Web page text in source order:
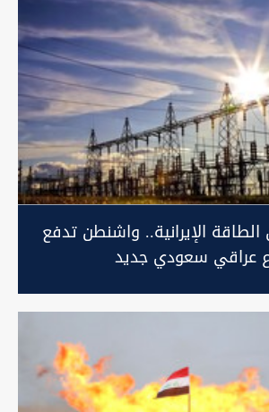
الطاقة الإيرانية.. واشنطن تدفع
عراقي سعودي جديد